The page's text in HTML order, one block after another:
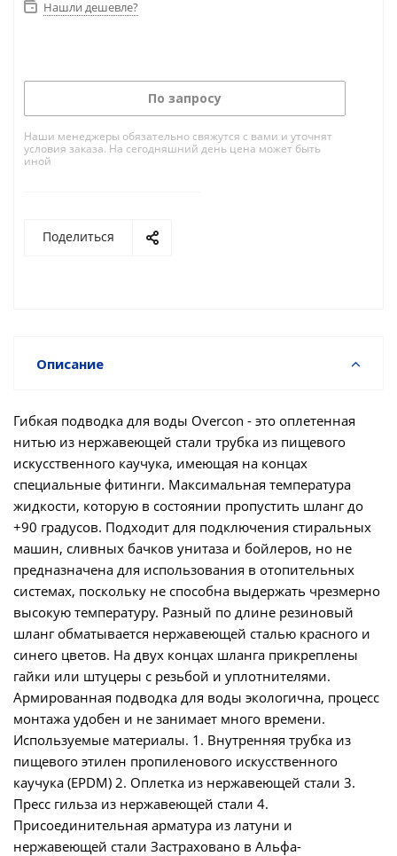
Нашли дешевле?
По запросу
Наши менеджеры обязательно свяжутся с вами и уточнят
условия заказа. На сегодняшний день цена может быть
иной
Поделиться
Описание
Гибкая подводка для воды Overcon - это оплетенная
нитью из нержавеющей стали трубка из пищевого
искусственного каучука, имеющая на концах
специальные фитинги. Максимальная температура
жидкости, которую в состоянии пропустить шланг до
+90 градусов. Подходит для подключения стиральных
машин, сливных бачков унитаза и бойлеров, но не
предназначена для использования в отопительных
системах, поскольку не способна выдержать чрезмерно
высокую температуру. Разный по длине резиновый
шланг обматывается нержавеющей сталью красного и
синего цветов. На двух концах шланга прикреплены
гайки или штуцеры с резьбой и уплотнителями.
Армированная подводка для воды экологична, процесс
монтажа удобен и не занимает много времени.
Используемые материалы. 1. Внутренняя трубка из
пищевого этилен пропиленового искусственного
каучука (ЕРDМ) 2. Оплетка из нержавеющей стали 3.
Пресс гильза из нержавеющей стали 4.
Присоединительная арматура из латуни и
нержавеющей стали Застраховано в Альфа-